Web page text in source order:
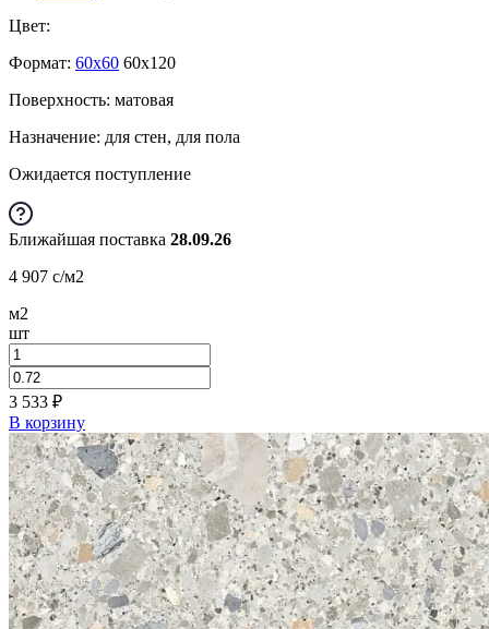
Цвет:
Формат: 60x60 60x120
Поверхность: матовая
Назначение: для стен, для пола
Ожидается поступление
Ближайшая поставка 28.09.26
4 907 c/м2
м2
шт
3 533 ₽
В корзину